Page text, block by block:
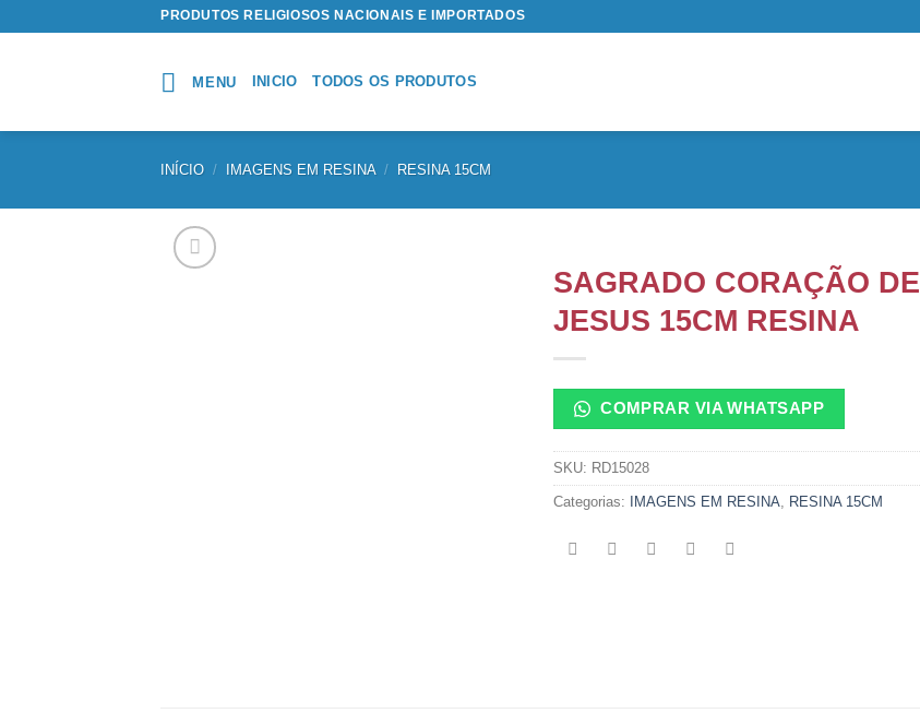
PRODUTOS RELIGIOSOS NACIONAIS E IMPORTADOS
MENU INICIO TODOS OS PRODUTOS
INÍCIO / IMAGENS EM RESINA / RESINA 15CM
SAGRADO CORAÇÃO DE
JESUS 15CM RESINA
COMPRAR VIA WHATSAPP
SKU: RD15028
Categorias: IMAGENS EM RESINA, RESINA 15CM